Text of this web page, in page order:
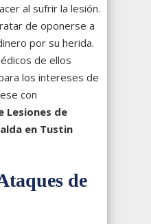
al sufrir la lesión.
de oponerse a
por su herida.
de ellos
los intereses de
con
Lesiones de
en Tustin
de